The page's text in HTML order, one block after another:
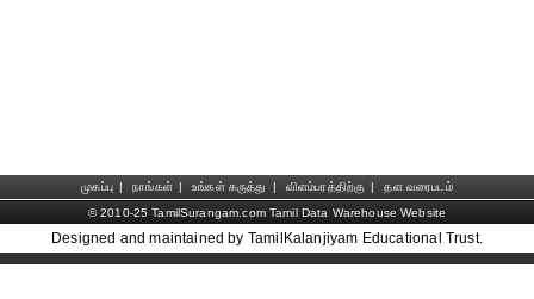
முகப்பு | நாங்கள் | உங்கள் கருத்து | விளம்பரத்திற்கு |
தள வரைபடம்
© 2010-25 TamilSurangam.com Tamil Data Warehouse Website
Designed and maintained by TamilKalanjiyam Educational Trust.